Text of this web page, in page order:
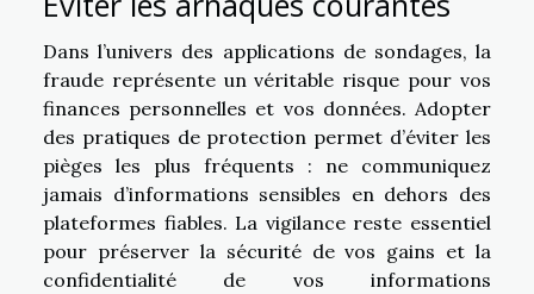
Dans l’univers des applications de sondages, la
fraude représente un véritable risque pour vos
finances personnelles et vos données. Adopter
des pratiques de protection permet d’éviter les
pièges les plus fréquents : ne communiquez
jamais d’informations sensibles en dehors des
plateformes fiables. La vigilance reste essentiel
pour préserver la sécurité de vos gains et la
confidentialité de vos informations